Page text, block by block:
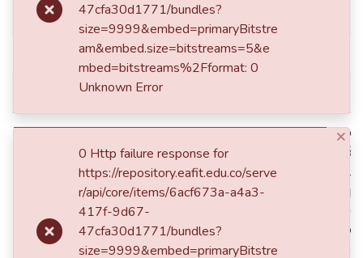
dc.date.accessioned 2025-06-03T14:44:01Z
dc.date.available 2025-06-03T14:44:01Z
dc.date.issued
Este estudio examina el
Comercio (ICA) y su
creación de contenido digital
Medellín. Se analizará cómo
digitales como OnlyFans y
modelaje webcam se han
económicos significativos en
47cfa30d1771/bundles?
size=9999&embed=primaryBitstre
am&embed.size=bitstreams=5&e
mbed=bitstreams%2Fformat: 0
Unknown Error
×
0 Http failure response for
https://repository.eafit.edu.co/serve
r/api/core/items/6acf673a-a4a3-
417f-9d67-
47cfa30d1771/bundles?
size=9999&embed=primaryBitstre